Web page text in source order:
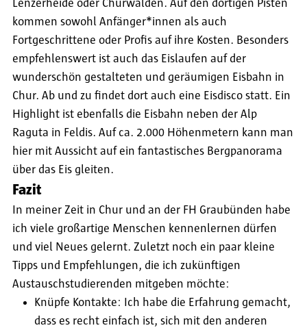
Lenzerheide oder Churwalden. Auf den dortigen Pisten
kommen sowohl Anfänger*innen als auch
Fortgeschrittene oder Profis auf ihre Kosten. Besonders
empfehlenswert ist auch das Eislaufen auf der
wunderschön gestalteten und geräumigen Eisbahn in
Chur. Ab und zu findet dort auch eine Eisdisco statt. Ein
Highlight ist ebenfalls die Eisbahn neben der Alp
Raguta in Feldis. Auf ca. 2.000 Höhenmetern kann man
hier mit Aussicht auf ein fantastisches Bergpanorama
über das Eis gleiten.
Fazit
In meiner Zeit in Chur und an der FH Graubünden habe
ich viele großartige Menschen kennenlernen dürfen
und viel Neues gelernt. Zuletzt noch ein paar kleine
Tipps und Empfehlungen, die ich zukünftigen
Austauschstudierenden mitgeben möchte:
Knüpfe Kontakte: Ich habe die Erfahrung gemacht,
dass es recht einfach ist, sich mit den anderen